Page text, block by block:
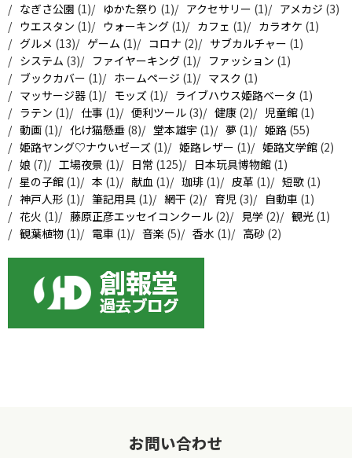
なぎさ公園 (1) ゆかた祭り (1) アクセサリー (1) アメカジ (3)
ウエスタン (1) ウォーキング (1) カフェ (1) カラオケ (1)
グルメ (13) ゲーム (1) コロナ (2) サブカルチャー (1)
システム (3) ファイヤーキング (1) ファッション (1)
ブックカバー (1) ホームページ (1) マスク (1)
マッサージ器 (1) モッズ (1) ライブハウス姫路ベータ (1)
ラテン (1) 仕事 (1) 便利ツール (3) 健康 (2) 児童館 (1)
動画 (1) 化け猫懸垂 (8) 堂本雄宇 (1) 夢 (1) 姫路 (55)
姫路ヤング♡ナウいゼーズ (1) 姫路レザー (1) 姫路文学館 (2)
娘 (7) 工場夜景 (1) 日常 (125) 日本玩具博物館 (1)
星の子館 (1) 本 (1) 献血 (1) 珈琲 (1) 皮革 (1) 短歌 (1)
神戸人形 (1) 筆記用具 (1) 網干 (2) 育児 (3) 自動車 (1)
花火 (1) 藤原正彦エッセイコンクール (2) 見学 (2) 観光 (1)
観葉植物 (1) 電車 (1) 音楽 (5) 香水 (1) 高砂 (2)
お問い合わせ